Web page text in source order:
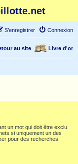
Connexion
S’enregistrer
Livre d'or
au site
un mot qui doit être exclu.
si uniquement un des
pour des recherches